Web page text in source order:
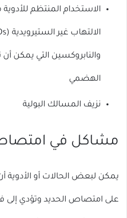
الاستخدام المنتظم
والنابروكسين التي يمكن أن
الهضمي
نزيف المسالك البولية
مشاكل في
يمكن لبعض الحالات أو
على امتصاص الحديد وتؤدي إلى